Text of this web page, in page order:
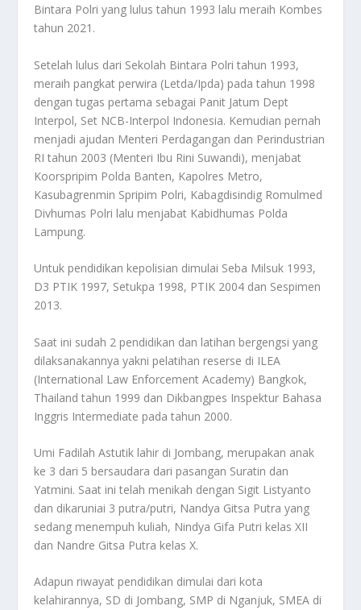
Bintara Polri yang lulus tahun 1993 lalu meraih Kombes
tahun 2021.
Setelah lulus dari Sekolah Bintara Polri tahun 1993,
meraih pangkat perwira (Letda/Ipda) pada tahun 1998
dengan tugas pertama sebagai Panit Jatum Dept
Interpol, Set NCB-Interpol Indonesia. Kemudian pernah
menjadi ajudan Menteri Perdagangan dan Perindustrian
RI tahun 2003 (Menteri Ibu Rini Suwandi), menjabat
Koorspripim Polda Banten, Kapolres Metro,
Kasubagrenmin Spripim Polri, Kabagdisindig Romulmed
Divhumas Polri lalu menjabat Kabidhumas Polda
Lampung.
Untuk pendidikan kepolisian dimulai Seba Milsuk 1993,
D3 PTIK 1997, Setukpa 1998, PTIK 2004 dan Sespimen
2013.
Saat ini sudah 2 pendidikan dan latihan bergengsi yang
dilaksanakannya yakni pelatihan reserse di ILEA
(International Law Enforcement Academy) Bangkok,
Thailand tahun 1999 dan Dikbangpes Inspektur Bahasa
Inggris Intermediate pada tahun 2000.
Umi Fadilah Astutik lahir di Jombang, merupakan anak
ke 3 dari 5 bersaudara dari pasangan Suratin dan
Yatmini. Saat ini telah menikah dengan Sigit Listyanto
dan dikaruniai 3 putra/putri, Nandya Gitsa Putra yang
sedang menempuh kuliah, Nindya Gifa Putri kelas XII
dan Nandre Gitsa Putra kelas X.
Adapun riwayat pendidikan dimulai dari kota
kelahirannya, SD di Jombang, SMP di Nganjuk, SMEA di